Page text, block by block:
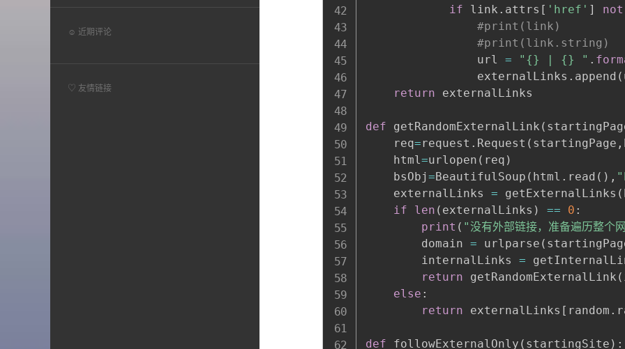
☺ 近期评论
♡ 友情链接
if link . attrs [ 'href' ] not
#print(link)
#print(link.string)
                url
= "{} | {} " .
                externalLinks
. append (
return externalLinks
def getRandomExternalLink (
    req
=request . Request ( startingPage ,
    html
=urlopen ( req )
    bsObj
=BeautifulSoup ( html . read ( ) ,
    externalLinks
= getExternalLinks (
if
len ( externalLinks ) == 0 :
print ( "没有外部链接，准备遍历整个
        domain
= urlparse (
        internalLinks
=
return getRandomExternalLink (
else :
return externalLinks [ random .
def followExternalOnly ( startingSite ) :